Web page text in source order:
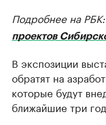
Подробнее на РБК:
проектов
В экспозиции
обратят на
которые будут
ближайшие три